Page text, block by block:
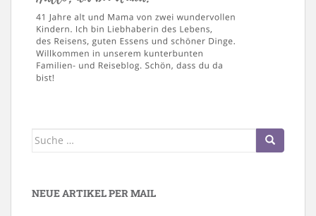
Suche
NEUE ARTIKEL PER MAIL